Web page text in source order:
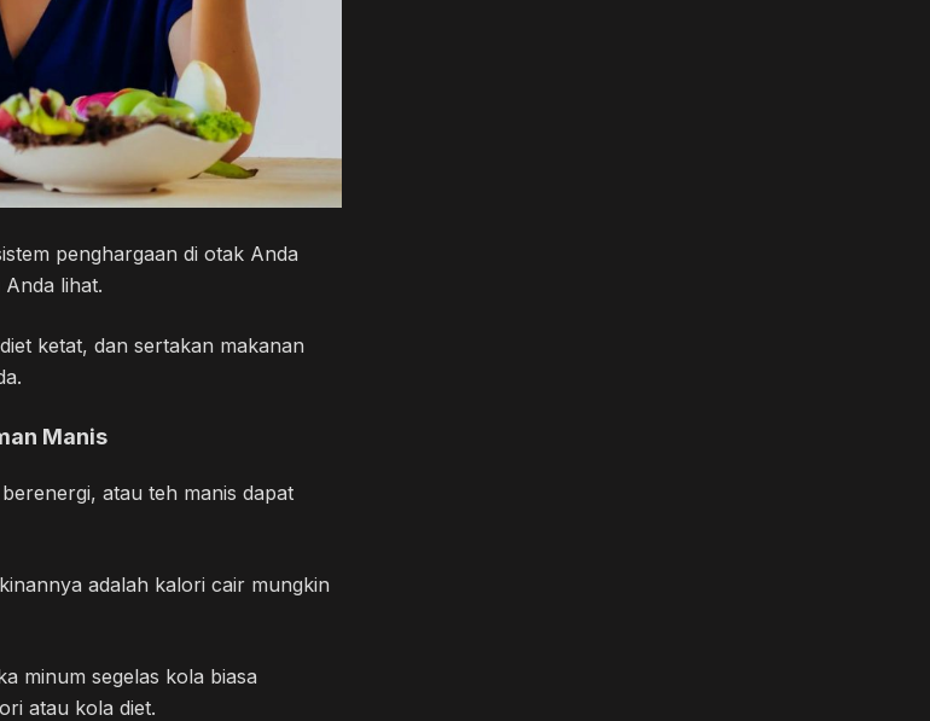
penghargaan di otak Anda
lihat.
ketat, dan sertakan makanan
Manis
atau teh manis dapat
adalah kalori cair mungkin
minum segelas kola biasa
atau kola diet.